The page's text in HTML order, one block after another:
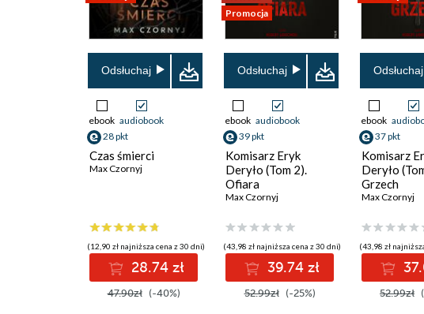
Odsłuchaj
ebook audiobook
28 pkt
Czas śmierci
Max Czornyj
(12,90 zł najniższa cena z 30 dni)
28.74 zł
47.90zł (-40%)
Promocja
Odsłuchaj
ebook audiobook
39 pkt
Komisarz Eryk
Deryło (Tom 2).
Ofiara
Max Czornyj
(43,98 zł najniższa cena z 30 dni)
39.74 zł
52.99zł (-25%)
Odsłuchaj
ebook
37 pkt
Komisarz
Deryło
Grzech
Max Czornyj
(43,98 zł
52.99zł